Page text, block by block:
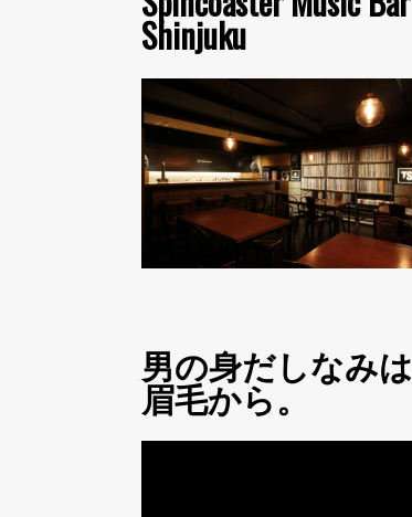
Shinjuku
男の身だしなみは
眉毛から。